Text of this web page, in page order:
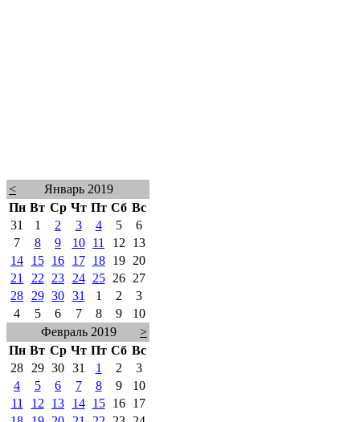
<
Январь 2019
Пн Вт Ср Чт Пт Сб Вс
31
1 2 3 4 5
6
7
8 9 10 11 12
13
14
15 16 17 18 19
20
21
22 23 24 25 26
27
28
29 30 31 1 2
3
4
5 6 7 8 9
10
Февраль 2019
>
Пн Вт Ср Чт Пт Сб Вс
28
29 30 31 1 2
3
4
5 6 7 8 9
10
11
12 13 14 15 16
17